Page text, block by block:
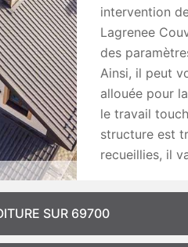
intervention
Lagrenee
des
Ainsi, il peut
allouée pour
le travail
structure est
recueillies, il
SUR 69700